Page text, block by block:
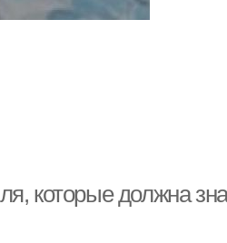
которые должна